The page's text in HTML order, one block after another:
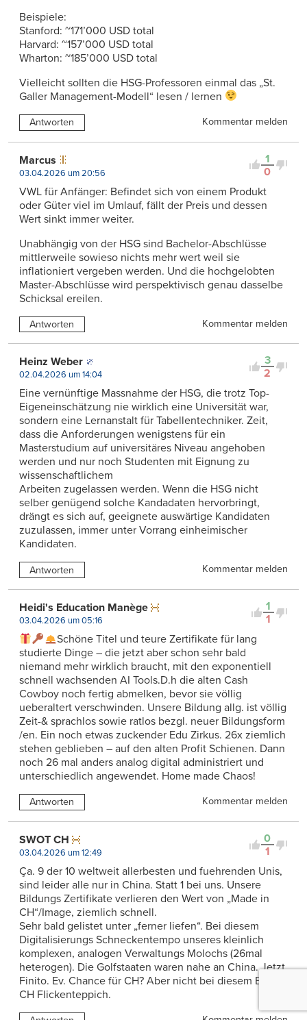
Beispiele:
Stanford: ~171’000 USD total
Harvard: ~157’000 USD total
Wharton: ~185’000 USD total
Vielleicht sollten die HSG-Professoren einmal das „St.
Galler Management-Modell“ lesen / lernen
Antworten Kommentar melden
1
0
Marcus
03.04.2026 um 20:56
VWL für Anfänger: Befindet sich von einem Produkt
oder Güter viel im Umlauf, fällt der Preis und dessen
Wert sinkt immer weiter.
Unabhängig von der HSG sind Bachelor-Abschlüsse
mittlerweile sowieso nichts mehr wert weil sie
inflationiert vergeben werden. Und die hochgelobten
Master-Abschlüsse wird perspektivisch genau dasselbe
Schicksal ereilen.
Antworten Kommentar melden
3
2
Heinz Weber
02.04.2026 um 14:04
Eine vernünftige Massnahme der HSG, die trotz Top-
Eigeneinschätzung nie wirklich eine Universität war,
sondern eine Lernanstalt für Tabellentechniker. Zeit,
dass die Anforderungen wenigstens für ein
Masterstudium auf universitäres Niveau angehoben
werden und nur noch Studenten mit Eignung zu
wissenschaftlichem
Arbeiten zugelassen werden. Wenn die HSG nicht
selber genügend solche Kandadaten hervorbringt,
drängt es sich auf, geeignete auswärtige Kandidaten
zuzulassen, immer unter Vorrang einheimischer
Kandidaten.
Antworten Kommentar melden
1
1
Heidi's Education Manège
03.04.2026 um 05:16
Schöne Titel und teure Zertifikate für lang
studierte Dinge – die jetzt aber schon sehr bald
niemand mehr wirklich braucht, mit den exponentiell
schnell wachsenden AI Tools.D.h die alten Cash
Cowboy noch fertig abmelken, bevor sie völlig
ueberaltert verschwinden. Unsere Bildung allg. ist völlig
Zeit-& sprachlos sowie ratlos bezgl. neuer Bildungsform
/en. Ein noch etwas zuckender Edu Zirkus. 26x ziemlich
stehen geblieben – auf den alten Profit Schienen. Dann
noch 26 mal anders analog digital administriert und
unterschiedlich angewendet. Home made Chaos!
Antworten Kommentar melden
0
1
SWOT CH
03.04.2026 um 12:49
Ça. 9 der 10 weltweit allerbesten und fuehrenden Unis,
sind leider alle nur in China. Statt 1 bei uns. Unsere
Bildungs Zertifikate verlieren den Wert von „Made in
CH“/Image, ziemlich schnell.
Sehr bald gelistet unter „ferner liefen“. Bei diesem
Digitalisierungs Schneckentempo unseres kleinlich
komplexen, analogen Verwaltungs Molochs (26mal
heterogen). Die Golfstaaten waren nahe an China. Jetzt
Finito. Ev. Chance für CH? Aber nicht bei diesem Edu
CH Flickenteppich.